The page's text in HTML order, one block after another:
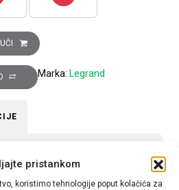
pristankom
koristimo tehnologije poput kolačića za
standard, 2M količina
Marka: Legrand